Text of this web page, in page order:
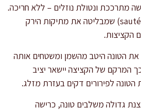
מתרככת ונטולת נוזלים – ללא חריכה.
זוהי טכניקת סוטה (sauté) שמבליטה את מתיקות הירק
הקציצות.
את הטונה היטב מהשמן ומשטחים אותה
המרקם של הקציצה יישאר יציב
הטונה לפירורים דקים בעזרת מזלג.
גדולה משלבים טונה, כרישה